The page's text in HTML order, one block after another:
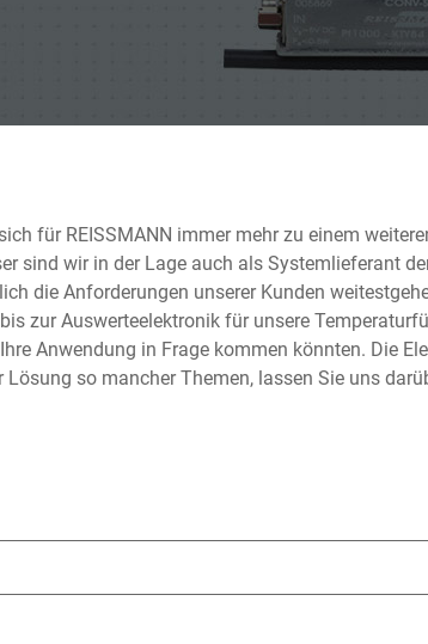
für REISSMANN immer mehr zu einem
sind wir in der Lage auch als Systemlieferant
die Anforderungen unserer Kunden
zur Auswerteelektronik für unsere
Anwendung in Frage kommen könnten. Die
so mancher Themen, lassen Sie uns